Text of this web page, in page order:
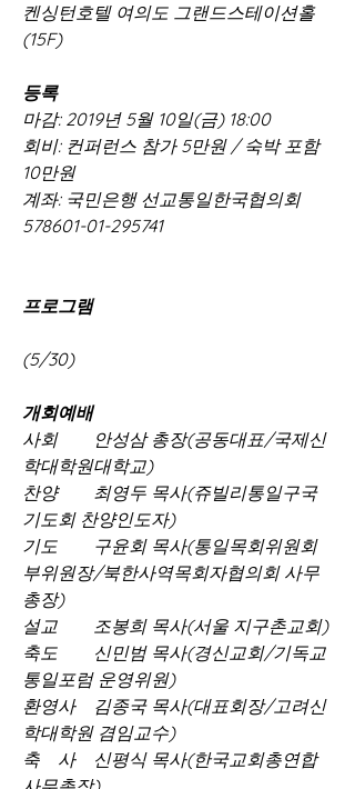
켄싱턴호텔 여의도 그랜드스테이션홀
(15F)
등록
마감: 2019년 5월 10일(금) 18:00
회비: 컨퍼런스 참가 5만원 / 숙박 포함
10만원
계좌: 국민은행 선교통일한국협의회
578601-01-295741
프로그램
(5/30)
개회예배
사회　　안성삼 총장(공동대표/국제신
학대학원대학교)
찬양　　최영두 목사(쥬빌리통일구국
기도회 찬양인도자)
기도　　구윤회 목사(통일목회위원회
부위원장/북한사역목회자협의회 사무
총장)
설교　　조봉희 목사(서울 지구촌교회)
축도　　신민범 목사(경신교회/기독교
통일포럼 운영위원)
환영사　김종국 목사(대표회장/고려신
학대학원 겸임교수)
축　사　신평식 목사(한국교회총연합